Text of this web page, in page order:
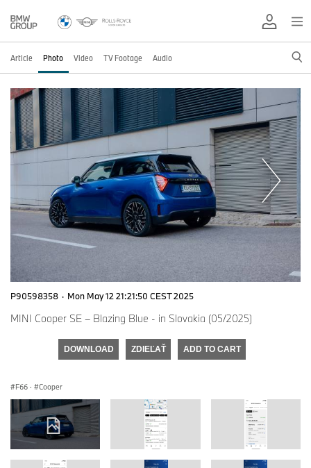
Article Photo Video TV Footage Audio
P90598358 · Mon May 12 21:21:50 CEST 2025
MINI Cooper SE – Blazing Blue - in Slovakia (05/2025)
DOWNLOAD ZDIEĽAŤ ADD TO CART
F66 · Cooper